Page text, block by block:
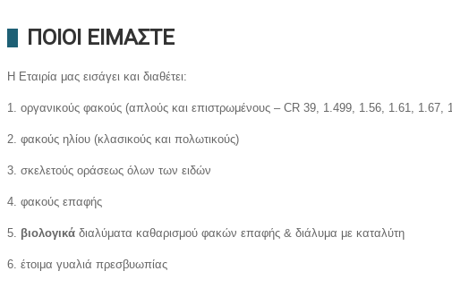
ΠΟΙΟΙ ΕΙΜΑΣΤΕ
Η Εταιρία μας εισάγει και διαθέτει:
1. οργανικούς φακούς (απλούς και επιστρωμένους – CR 39, 1.499, 1.56, 1.61, 1.67,
2. φακούς ηλίου (κλασικούς και πολωτικούς)
3. σκελετούς οράσεως όλων των ειδών
4. φακούς επαφής
5. βιολογικά διαλύματα καθαρισμού φακών επαφής & διάλυμα με καταλύτη
6. έτοιμα γυαλιά πρεσβυωπίας